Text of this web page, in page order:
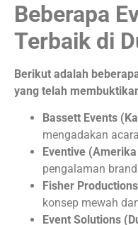
Beberapa
Terbaik di
Berikut adalah
yang telah
Bassett Events
mengadakan
Eventive
pengalaman
Fisher
konsep mewah
Event Solutions